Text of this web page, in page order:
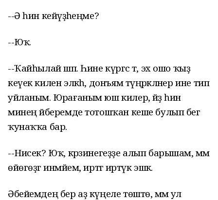
--Ә һин кейәүҙәһеңме?
--Юҡ.
--Ҡайһылай шәп. Һине күргәс тә, эх ошо ҡыҙ
кеүек килен эләкһә, донъям түңәрәкләнер ине тип
уйланым. Юрағаным юш килер, әйҙә һин
минең әйберемде тотошҡан кеше булып бегә
ҡунаҡҡа бар.
--Нисек? Юҡ, кәрзинегеҙҙе алып барышам, әммә
өйөгөҙгә инмәйем, иртәгә иртүк эшкә.
Әбейемдең бер аҙ күңеле төштө, әммә ул